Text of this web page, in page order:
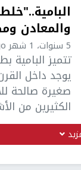
والمعادن
5 سنوات، 1 شهر ago
تتميز
يوجد داخل
صغيرة صالحة
الكثيرين من